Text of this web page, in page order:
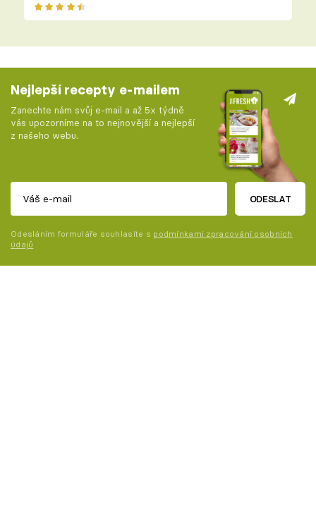
Nejlepší recepty e-mailem
Zanechte nám svůj e-mail a až 5x týdně
vás upozorníme na to nejnovější a nejlepší
z našeho webu.
ODESLAT
Odesláním formuláře souhlasíte s podmínkami zpracování osobních
údajů